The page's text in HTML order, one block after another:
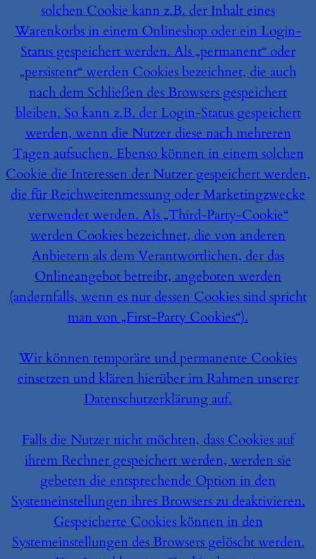
solchen Cookie kann z.B. der Inhalt eines
Warenkorbs in einem Onlineshop oder ein Login-
Status gespeichert werden. Als „permanent“ oder
„persistent“ werden Cookies bezeichnet, die auch
nach dem Schließen des Browsers gespeichert
bleiben. So kann z.B. der Login-Status gespeichert
werden, wenn die Nutzer diese nach mehreren
Tagen aufsuchen. Ebenso können in einem solchen
Cookie die Interessen der Nutzer gespeichert werden,
die für Reichweitenmessung oder Marketingzwecke
verwendet werden. Als „Third-Party-Cookie“
werden Cookies bezeichnet, die von anderen
Anbietern als dem Verantwortlichen, der das
Onlineangebot betreibt, angeboten werden
(andernfalls, wenn es nur dessen Cookies sind spricht
man von „First-Party Cookies“).
Wir können temporäre und permanente Cookies
einsetzen und klären hierüber im Rahmen unserer
Datenschutzerklärung auf.
Falls die Nutzer nicht möchten, dass Cookies auf
ihrem Rechner gespeichert werden, werden sie
gebeten die entsprechende Option in den
Systemeinstellungen ihres Browsers zu deaktivieren.
Gespeicherte Cookies können in den
Systemeinstellungen des Browsers gelöscht werden.